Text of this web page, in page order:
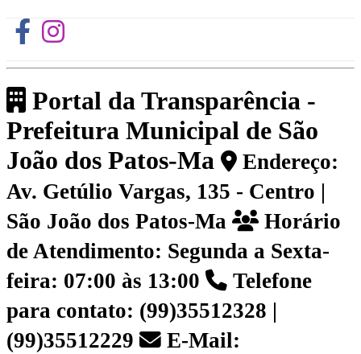
Portal da Transparência -
Prefeitura Municipal de São
João dos Patos-Ma
Endereço:
Av. Getúlio Vargas, 135 - Centro |
São João dos Patos-Ma
Horário
de Atendimento: Segunda a Sexta-
feira: 07:00 às 13:00
Telefone
para contato: (99)35512328 |
(99)35512229
E-Mail: